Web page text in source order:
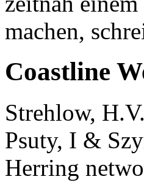
machen,
Coastline
Strehlow,
Psuty, I &
Herring